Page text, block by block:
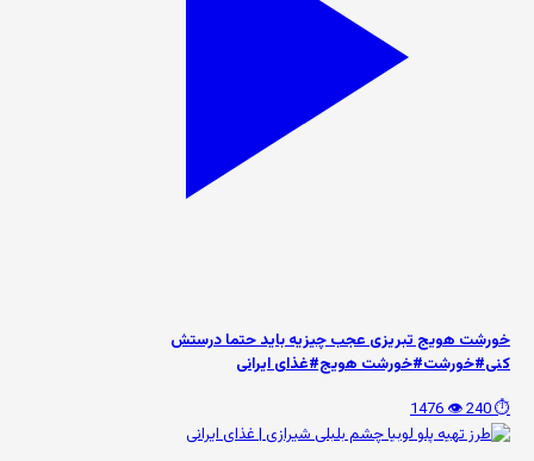
خورشت هویج تبریزی عجب چیزیه باید حتما درستش
کنی#خورشت#خورشت هویج#غذای ایرانی
⏱️ 240
👁️ 1476